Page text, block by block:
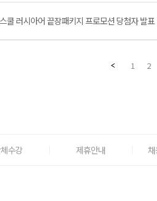
쿨 러시아어 끝장패키지 프로모션 당첨자 발표
1 2
수강 제휴안내